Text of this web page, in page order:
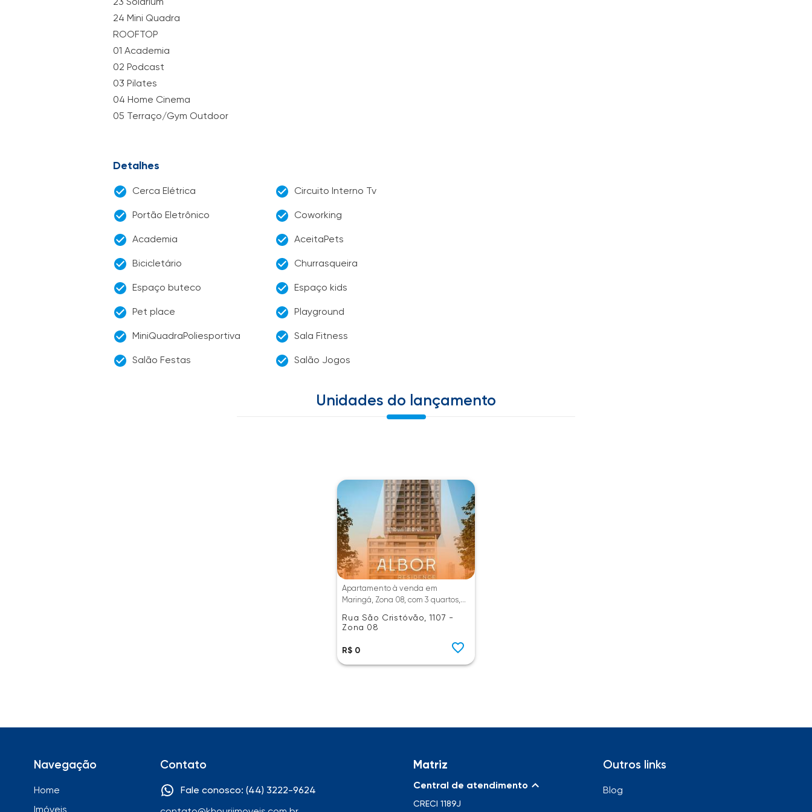
24 Mini Quadra
ROOFTOP
01 Academia
02 Podcast
03 Pilates
04 Home Cinema
05 Terraço/Gym Outdoor
Detalhes
Cerca Elétrica Circuito Interno Tv
Portão Eletrônico Coworking
Academia AceitaPets
Bicicletário Churrasqueira
Espaço buteco Espaço kids
Pet place Playground
MiniQuadraPoliesportiva Sala Fitness
Salão Festas Salão Jogos
Unidades do lançamento
Apartamento à venda em
Maringá, Zona 08, com 3 quartos,
Rua São Cristóvão, 1107 -
Zona 08
R$ 0
Navegação
Home
Imóveis
Contato
Fale conosco: (44) 3222-9624
Matriz
Central de atendimento
CRECI 1189J
Outros links
Blog